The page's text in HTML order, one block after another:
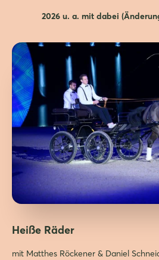
2026 u. a. mit dabei
Heiße Räder
mit Matthes Röckener & Daniel